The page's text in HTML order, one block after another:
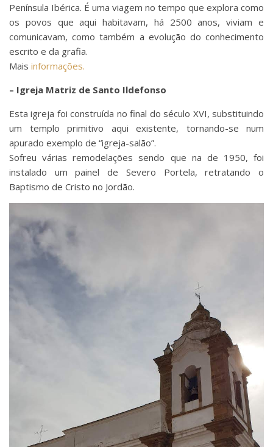
Península Ibérica. É uma viagem no tempo que explora como
os povos que aqui habitavam, há 2500 anos, viviam e
comunicavam, como também a evolução do conhecimento
escrito e da grafia.
Mais informações.
– Igreja Matriz de Santo Ildefonso
Esta igreja foi construída no final do século XVI, substituindo
um templo primitivo aqui existente, tornando-se num
apurado exemplo de “igreja-salão”.
Sofreu várias remodelações sendo que na de 1950, foi
instalado um painel de Severo Portela, retratando o
Baptismo de Cristo no Jordão.